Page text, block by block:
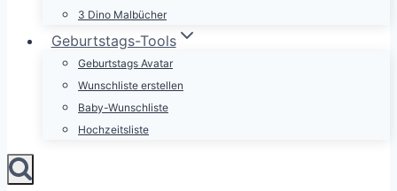
3 Dino Malbücher
Geburtstags-Tools
Geburtstags Avatar
Wunschliste erstellen
Baby-Wunschliste
Hochzeitsliste